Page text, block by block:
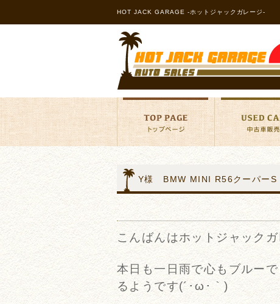
HOT JACK GARAGE -ホットジャックガレージ-
Y様 BMW MINI R56クーパーS
こんばんはホットジャック
本日も一日雨で心もブルー
るようです(´･ω･｀)